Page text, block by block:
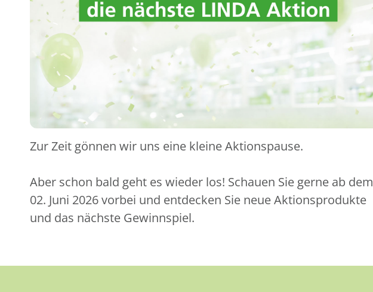
Zur Zeit gönnen wir uns eine kleine Aktionspause.
Aber schon bald geht es wieder los! Schauen Sie gerne ab dem
02. Juni 2026 vorbei und entdecken Sie neue Aktionsprodukte
und das nächste Gewinnspiel.